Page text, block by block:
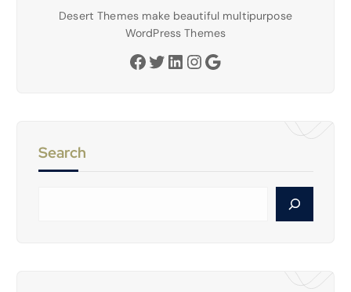
Desert Themes make beautiful multipurpose
WordPress Themes
Facebook Twitter LinkedIn InstagramGoogle
Search